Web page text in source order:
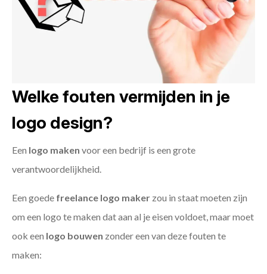
Welke fouten vermijden in je
logo design?
Een logo maken voor een bedrijf is een grote
verantwoordelijkheid.
Een goede freelance logo maker zou in staat moeten zijn
om een logo te maken dat aan al je eisen voldoet, maar moet
ook een logo bouwen zonder een van deze fouten te
maken: